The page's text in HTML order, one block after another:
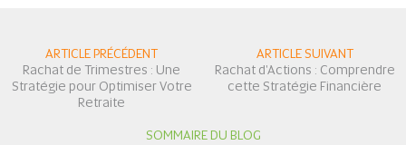
ARTICLE PRÉCÉDENT
Rachat de Trimestres : Une
Stratégie pour Optimiser Votre
Retraite
ARTICLE SUIVANT
Rachat d'Actions : Comprendre
cette Stratégie Financière
SOMMAIRE DU BLOG